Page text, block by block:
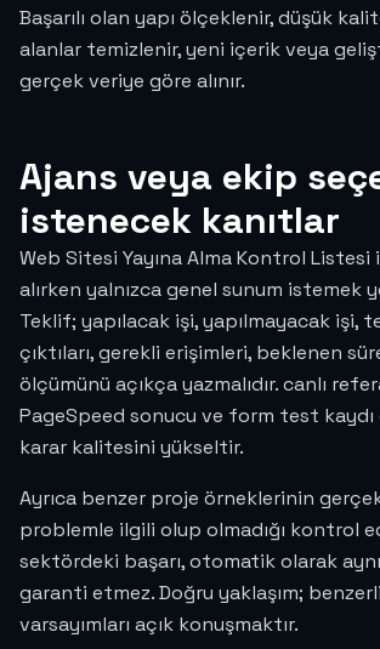
Başarılı olan yapı ölçeklenir, düşük
alanlar temizlenir, yeni içerik veya
gerçek veriye göre alınır.
Ajans veya ekip
istenecek kanıtlar
Web Sitesi Yayına Alma Kontrol
alırken yalnızca genel sunum istemek
Teklif; yapılacak işi, yapılmayacak işi,
çıktıları, gerekli erişimleri, beklenen
ölçümünü açıkça yazmalıdır. canlı
PageSpeed sonucu ve form test
karar kalitesini yükseltir.
Ayrıca benzer proje örneklerinin
problemle ilgili olup olmadığı kontrol
sektördeki başarı, otomatik olarak
garanti etmez. Doğru yaklaşım;
varsayımları açık konuşmaktır.